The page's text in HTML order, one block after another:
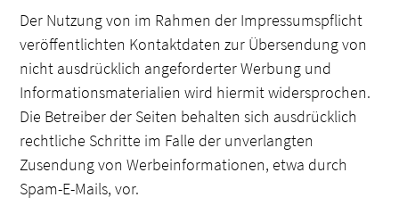
Der Nutzung von im Rahmen der Impressumspflicht
veröffentlichten Kontaktdaten zur Übersendung von
nicht ausdrücklich angeforderter Werbung und
Informationsmaterialien wird hiermit widersprochen.
Die Betreiber der Seiten behalten sich ausdrücklich
rechtliche Schritte im Falle der unverlangten
Zusendung von Werbeinformationen, etwa durch
Spam-E-Mails, vor.